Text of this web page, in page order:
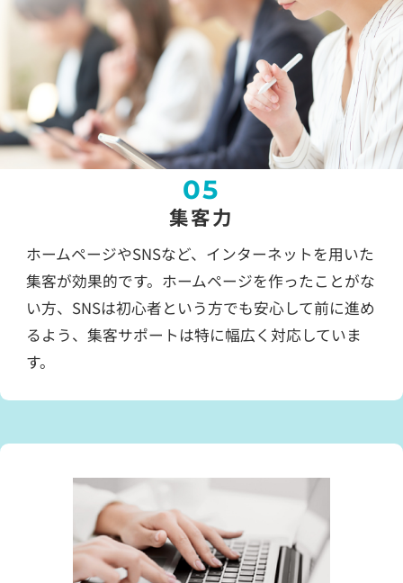
05
集客力
ホームページやSNSなど、インターネットを用いた
集客が効果的です。ホームページを作ったことがな
い方、SNSは初心者という方でも安心して前に進め
るよう、集客サポートは特に幅広く対応していま
す。